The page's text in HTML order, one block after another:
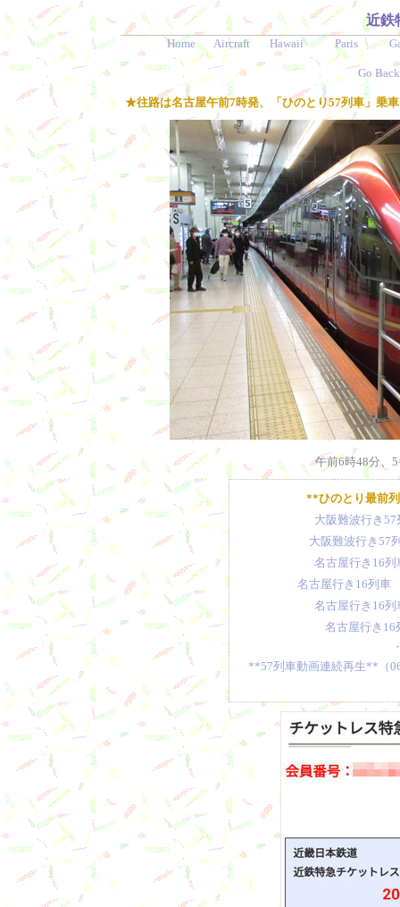
近鉄
Home Aircraft Hawaii Paris
Go
★往路は名古屋午前7時発、「ひのとり57列車」乗車
午前6時48分、
**ひのとり最前
大阪難波行き
大阪難波行き57
名古屋行き16
名古屋行き16列車
名古屋行き16
名古屋行き16
**57列車動画連続再生**（